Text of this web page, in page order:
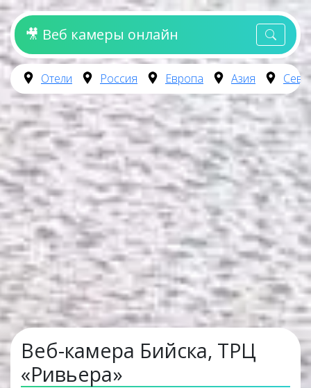
🎥 Веб камеры онлайн
Отели Россия Европа Азия
Веб-камера Бийска, ТРЦ
«Ривьера»